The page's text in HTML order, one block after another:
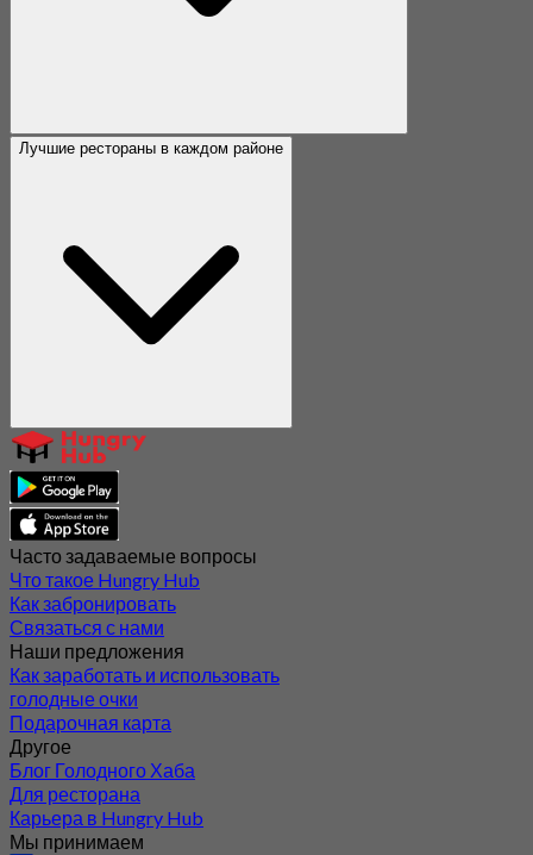
Лучшие рестораны в каждом районе
Часто задаваемые вопросы
Что такое Hungry Hub
Как забронировать
Связаться с нами
Наши предложения
Как заработать и использовать
голодные очки
Подарочная карта
Другое
Блог Голодного Хаба
Для ресторана
Карьера в Hungry Hub
Мы принимаем